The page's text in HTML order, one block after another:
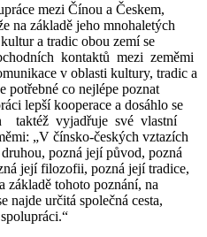
mezi Čínou a Českem,
na základě jeho mnohaletých
a tradic obou zemí se
kontaktů mezi zeměmi
v oblasti kultury, tradic a
potřebné co nejlépe poznat
lepší kooperace a dosáhlo se
taktéž vyjadřuje své vlastní
„V čínsko-českých vztazích
pozná její původ, pozná
její filozofii, pozná její tradice,
základě tohoto poznání, na
najde určitá společná cesta,